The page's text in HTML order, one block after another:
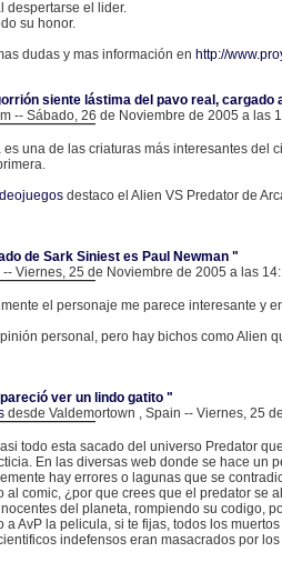
despertarse el lider.
su honor.
dudas y mas información en http://
siente lástima del pavo real, cargado
-- Sábado, 26 de Noviembre de 2005 a las
es una de las criaturas más interesantes del
destaco el Alien VS Predator de
de Sark Siniest es Paul Newman "
-- Viernes, 25 de Noviembre de 2005 a las
el personaje me parece interesante y
personal, pero hay bichos como Alien
ver un lindo gatito "
desde Valdemortown , Spain -- Viernes, 25
todo esta sacado del universo Predator
En las diversas web donde se hace un
hay errores o lagunas que se
al comic, ¿por que crees que el predator se
del planeta, rompiendo su codigo,
a AvP la pelicula, si te fijas, todos los
indefensos eran masacrados por